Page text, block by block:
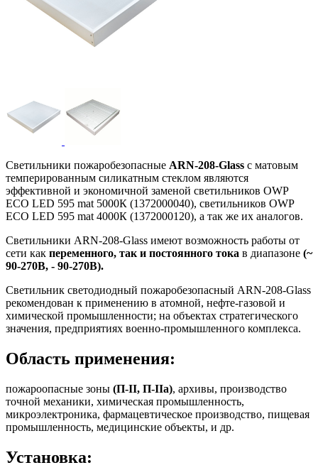
Светильники пожаробезопасные ARN-208-Glass с матовым
темперированным силикатным стеклом являются
эффективной и экономичной заменой светильников OWP
ECO LED 595 mat 5000К (1372000040), светильников OWP
ECO LED 595 mat 4000К (1372000120), а так же их аналогов.
Светильники ARN-208-Glass имеют возможность работы от
сети как переменного, так и постоянного тока в диапазоне (~
90-270В, - 90-270В).
Светильник светодиодный пожаробезопасный ARN-208-Glass
рекомендован к применению в атомной, нефте-газовой и
химической промышленности; на объектах стратегического
значения, предприятиях военно-промышленного комплекса.
Область применения:
пожароопасные зоны (П-II, П-IIа), архивы, производство
точной механики, химическая промышленность,
микроэлектроника, фармацевтическое производство, пищевая
промышленность, медицинские объекты, и др.
Установка: